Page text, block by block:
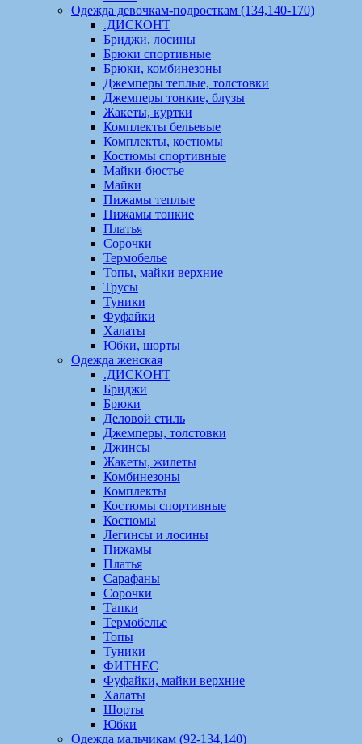
Одежда девочкам-подросткам (134,140-170)
.ДИСКОНТ
Бриджи, лосины
Брюки спортивные
Брюки, комбинезоны
Джемперы теплые, толстовки
Джемперы тонкие, блузы
Жакеты, куртки
Комплекты бельевые
Комплекты, костюмы
Костюмы спортивные
Майки-бюстье
Майки
Пижамы теплые
Пижамы тонкие
Платья
Сорочки
Термобелье
Топы, майки верхние
Трусы
Туники
Фуфайки
Халаты
Юбки, шорты
Одежда женская
.ДИСКОНТ
Бриджи
Брюки
Деловой стиль
Джемперы, толстовки
Джинсы
Жакеты, жилеты
Комбинезоны
Комплекты
Костюмы спортивные
Костюмы
Легинсы и лосины
Пижамы
Платья
Сарафаны
Сорочки
Тапки
Термобелье
Топы
Туники
ФИТНЕС
Фуфайки, майки верхние
Халаты
Шорты
Юбки
Одежда мальчикам (92-134,140)